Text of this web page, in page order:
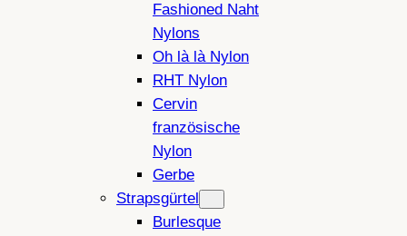
Fashioned Naht
Nylons
Oh là là Nylon
RHT Nylon
Cervin
französische
Nylon
Gerbe
Strapsgürtel
Burlesque